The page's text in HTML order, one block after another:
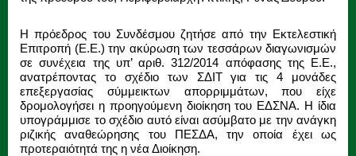
Η πρόεδρος του Συνδέσμου ζητήσε από την Εκτελεστική
Επιτροπή (Ε.Ε.) την ακύρωση των τεσσάρων διαγωνισμών
σε συνέχεια της υπ’ αριθ. 312/2014 απόφασης της Ε.Ε.,
ανατρέποντας το σχέδιο των ΣΔΙΤ για τις 4 μονάδες
επεξεργασίας σύμμεικτων απορριμμάτων, που είχε
δρομολογήσει η προηγούμενη διοίκηση του ΕΔΣΝΑ. Η ίδια
υπογράμμισε το σχέδιο αυτό είναι ασύμβατο με την ανάγκη
ριζικής αναθεώρησης του ΠΕΣΔΑ, την οποία έχει ως
προτεραιότητά της η νέα Διοίκηση.